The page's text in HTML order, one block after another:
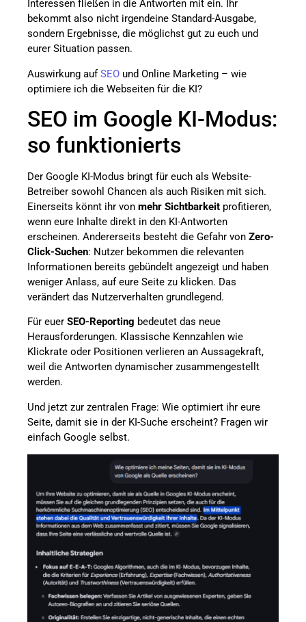
Interessen fließen in die Antworten mit ein. Ihr
bekommt also nicht irgendeine Standard-Ausgabe,
sondern Ergebnisse, die möglichst gut zu euch und
eurer Situation passen.
Auswirkung aufSEO und Online Marketing – wie
optimiere ich die Webseiten für die KI?
SEO im Google KI-Modus:
so funktionierts
Der Google KI-Modus bringt für euch als Website-
Betreiber sowohl Chancen als auch Risiken mit sich.
Einerseits könnt ihr von mehr Sichtbarkeit profitieren,
wenn eure Inhalte direkt in den KI-Antworten
erscheinen. Andererseits besteht die Gefahr von Zero-
Click-Suchen: Nutzer bekommen die relevanten
Informationen bereits gebündelt angezeigt und haben
weniger Anlass, auf eure Seite zu klicken. Das
verändert das Nutzerverhalten grundlegend.
Für euer SEO-Reporting bedeutet das neue
Herausforderungen. Klassische Kennzahlen wie
Klickrate oder Positionen verlieren an Aussagekraft,
weil die Antworten dynamischer zusammengestellt
werden.
Und jetzt zur zentralen Frage: Wie optimiert ihr eure
Seite, damit sie in der KI-Suche erscheint? Fragen wir
einfach Google selbst.